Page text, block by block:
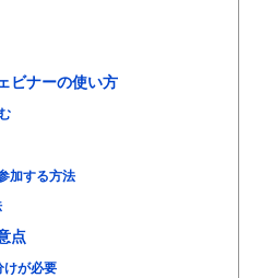
ビナーの使い方
加する方法
点
けが必要